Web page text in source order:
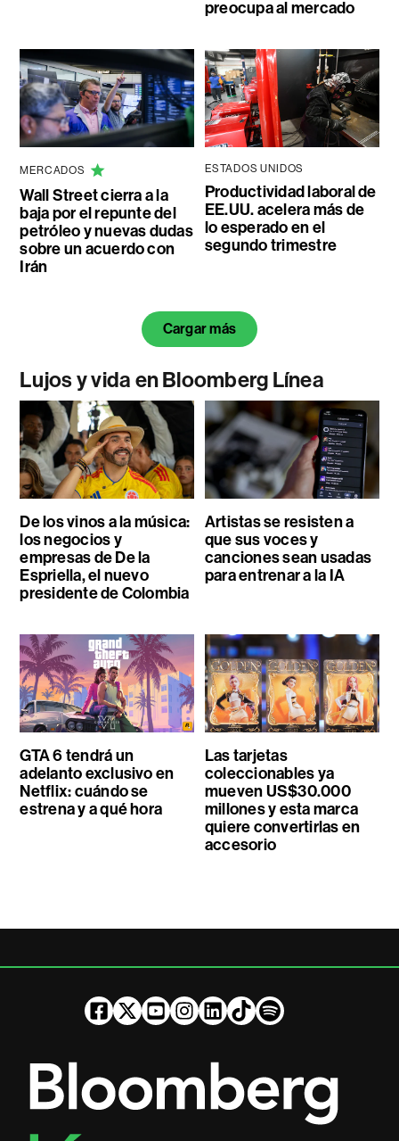
preocupa al mercado
MERCADOS
Wall Street cierra a la
baja por el repunte del
petróleo y nuevas dudas
sobre un acuerdo con
Irán
ESTADOS UNIDOS
Productividad laboral de
EE.UU. acelera más de
lo esperado en el
segundo trimestre
Cargar más
Lujos y vida en Bloomberg Línea
De los vinos a la música:
los negocios y
empresas de De la
Espriella, el nuevo
presidente de Colombia
Artistas se resisten a
que sus voces y
canciones sean usadas
para entrenar a la IA
GTA 6 tendrá un
adelanto exclusivo en
Netflix: cuándo se
estrena y a qué hora
Las tarjetas
coleccionables ya
mueven US$30.000
millones y esta marca
quiere convertirlas en
accesorio